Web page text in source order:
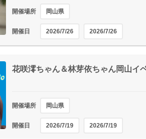
開催場所 岡山県
開催日 2026/7/26 2026/7/26
花咲澪ちゃん＆林芽依ちゃん岡山イ
開催場所 岡山県
開催日 2026/7/19 2026/7/19